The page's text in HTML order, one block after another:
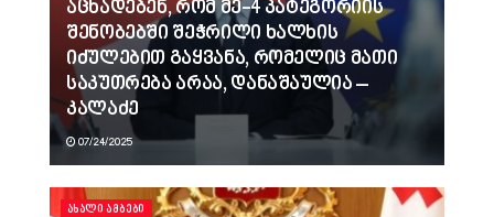
აცხადებენ, რომ მე-4 კატეგორიის
შენობებში შეჭრილი ხალხის
იძულებით გაყვანა, რომელიც მათი
საკუთრება არაა, დანაშაულია –
კალაძე
07/24/2025
ᲐᲮᲐᲚᲘ ᲐᲛᲑᲔᲑᲘ